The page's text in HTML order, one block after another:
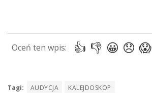
Tagi: AUDYCJA KALEJDOSKOP